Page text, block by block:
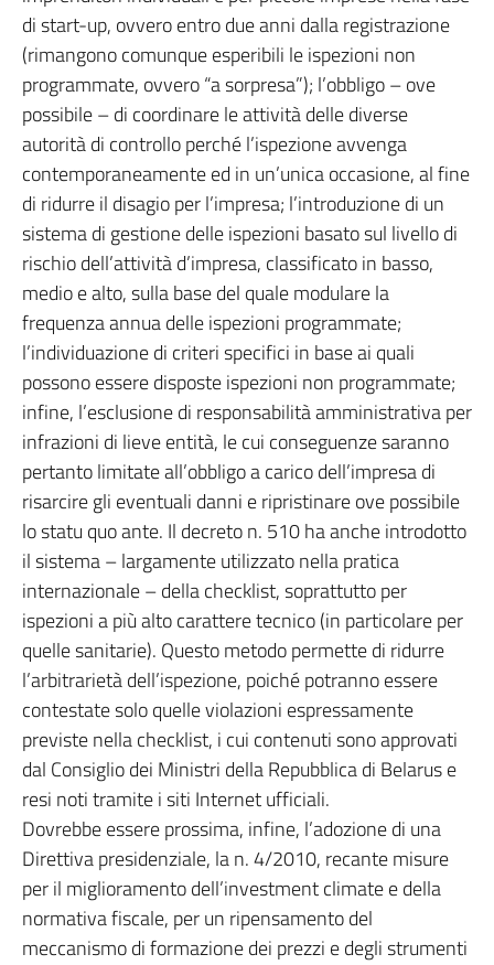
di start-up, ovvero entro due anni dalla registrazione
(rimangono comunque esperibili le ispezioni non
programmate, ovvero “a sorpresa”); l’obbligo – ove
possibile – di coordinare le attività delle diverse
autorità di controllo perché l’ispezione avvenga
contemporaneamente ed in un’unica occasione, al fine
di ridurre il disagio per l’impresa; l’introduzione di un
sistema di gestione delle ispezioni basato sul livello di
rischio dell’attività d’impresa, classificato in basso,
medio e alto, sulla base del quale modulare la
frequenza annua delle ispezioni programmate;
l’individuazione di criteri specifici in base ai quali
possono essere disposte ispezioni non programmate;
infine, l’esclusione di responsabilità amministrativa per
infrazioni di lieve entità, le cui conseguenze saranno
pertanto limitate all’obbligo a carico dell’impresa di
risarcire gli eventuali danni e ripristinare ove possibile
lo statu quo ante. Il decreto n. 510 ha anche introdotto
il sistema – largamente utilizzato nella pratica
internazionale – della checklist, soprattutto per
ispezioni a più alto carattere tecnico (in particolare per
quelle sanitarie). Questo metodo permette di ridurre
l’arbitrarietà dell’ispezione, poiché potranno essere
contestate solo quelle violazioni espressamente
previste nella checklist, i cui contenuti sono approvati
dal Consiglio dei Ministri della Repubblica di Belarus e
resi noti tramite i siti Internet ufficiali.
Dovrebbe essere prossima, infine, l’adozione di una
Direttiva presidenziale, la n. 4/2010, recante misure
per il miglioramento dell’investment climate e della
normativa fiscale, per un ripensamento del
meccanismo di formazione dei prezzi e degli strumenti